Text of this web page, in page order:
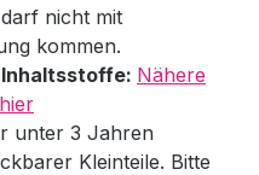
nicht mit
kommen.
Nähere
unter 3 Jahren
Kleinteile. Bitte